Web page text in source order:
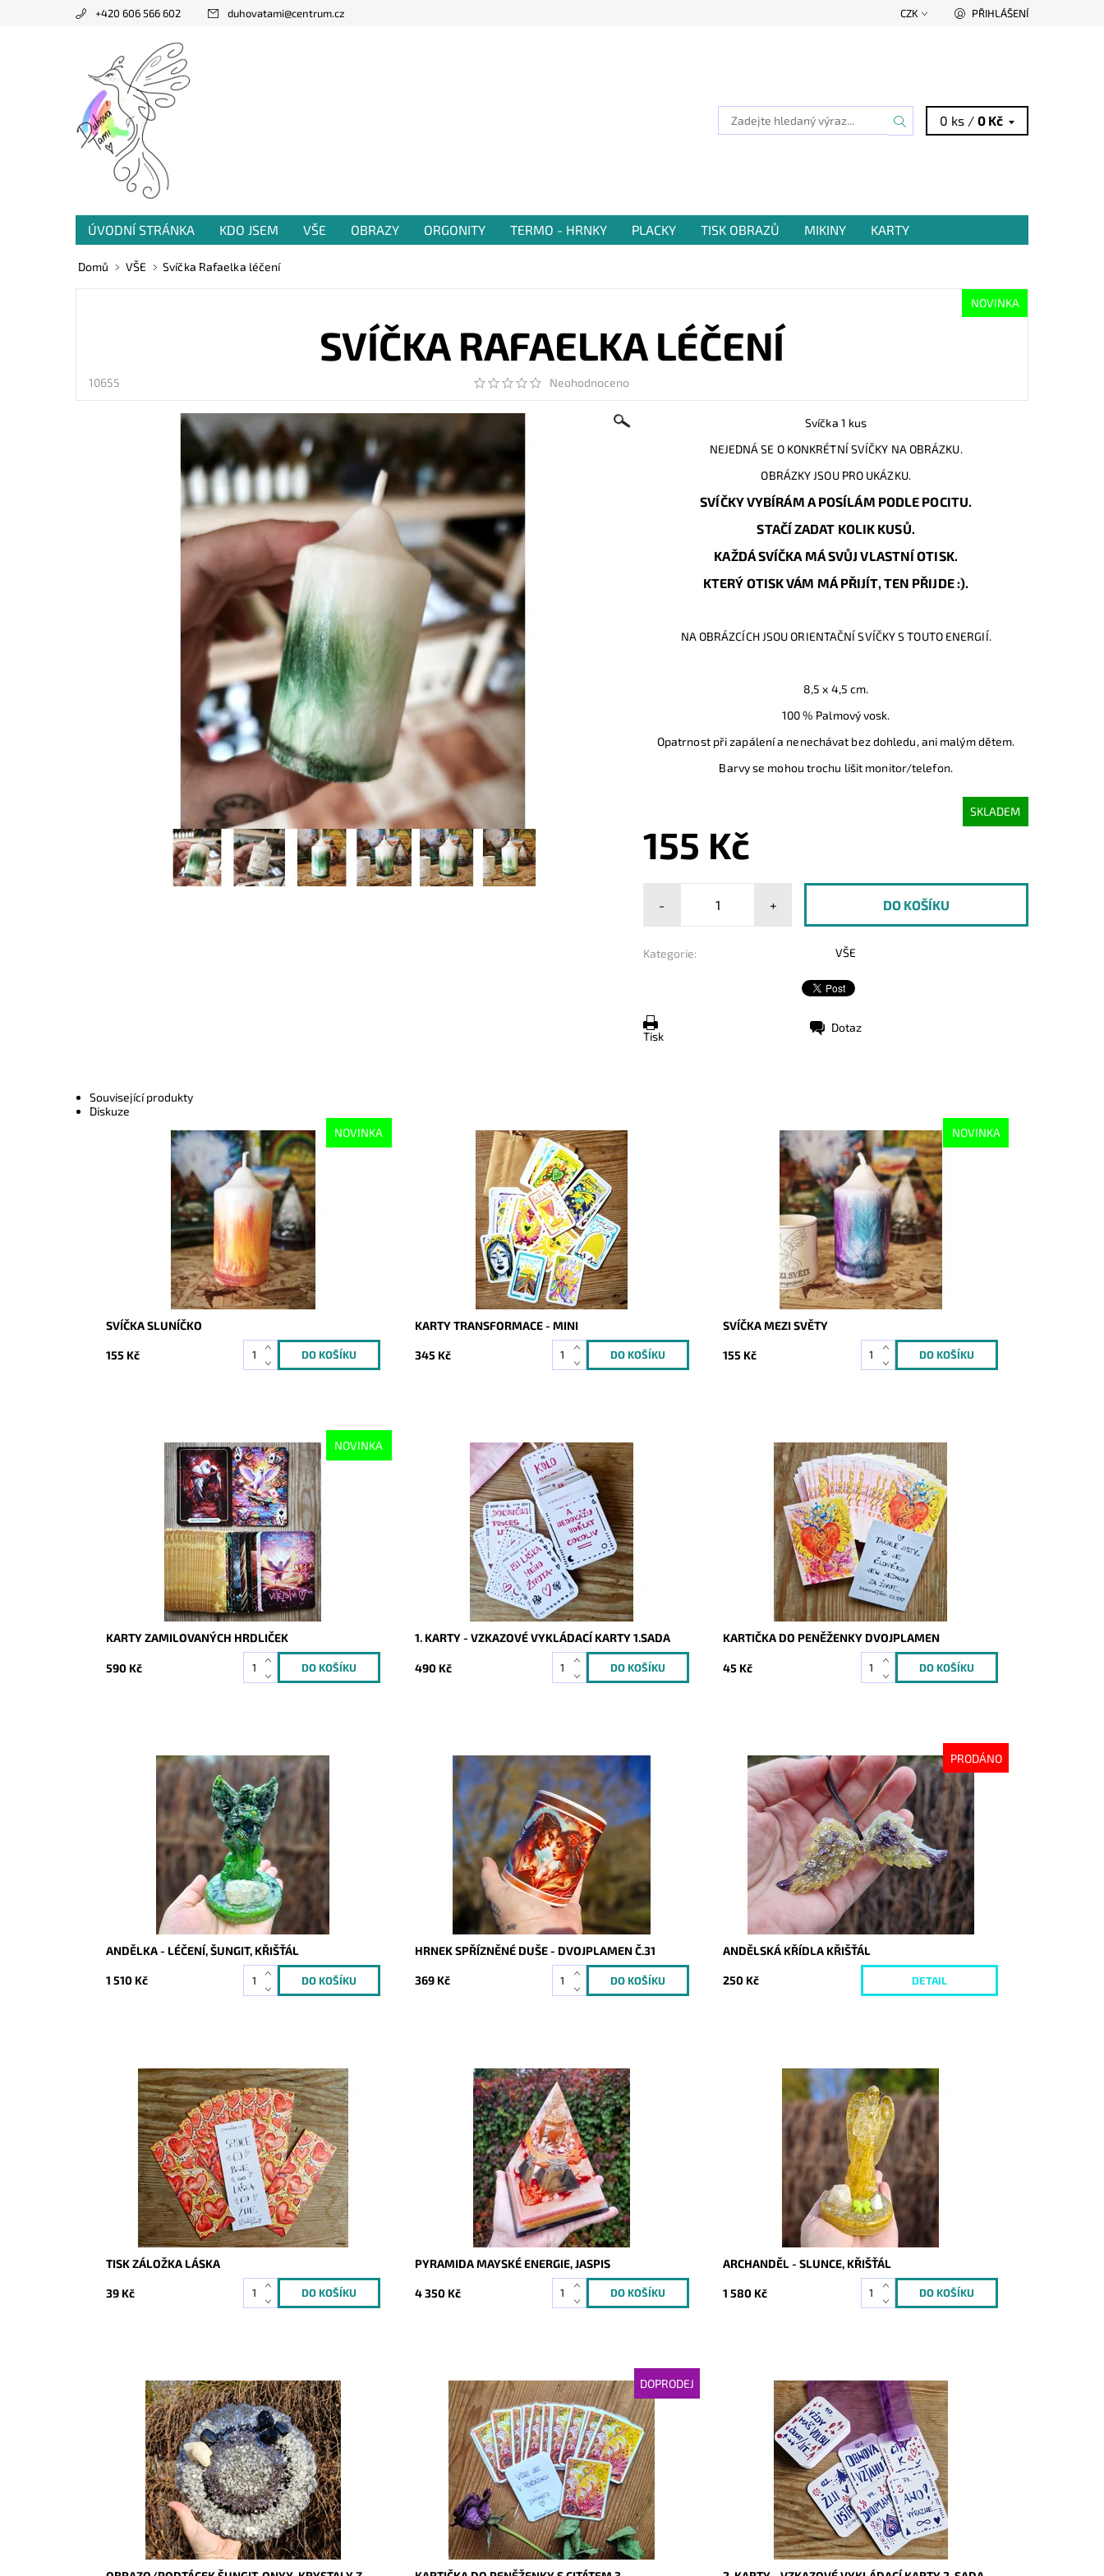
+420 606 566 602 duhovatami@centrum.cz CZK PŘIHLÁŠENÍ
0 ks /0 Kč
ÚVODNÍ STRÁNKA KDO JSEM VŠE OBRAZY ORGONITY TERMO - HRNKY PLACKY TISK OBRAZŮ MIKINY
KARTY
PRODANÁ TVORBA
VZKAZY OD VÁS
Domů VŠE Svíčka Rafaelka léčení
NOVINKA
SVÍČKA RAFAELKA LÉČENÍ
10655 Neohodnoceno
Svíčka 1 kus
NEJEDNÁ SE O KONKRÉTNÍ SVÍČKY NA OBRÁZKU.
OBRÁZKY JSOU PRO UKÁZKU.
SVÍČKY VYBÍRÁM A POSÍLÁM PODLE POCITU.
STAČÍ ZADAT KOLIK KUSŮ.
KAŽDÁ SVÍČKA MÁ SVŮJ VLASTNÍ OTISK.
KTERÝ OTISK VÁM MÁ PŘIJÍT, TEN PŘIJDE :).
NA OBRÁZCÍCH JSOU ORIENTAČNÍ SVÍČKY S TOUTO ENERGIÍ.
8,5 x 4,5 cm.
100 % Palmový vosk.
Opatrnost při zapálení a nenechávat bez dohledu, ani malým dětem.
Barvy se mohou trochu lišit monitor/telefon.
SKLADEM
155 Kč
- +
Kategorie: VŠE
Tisk
Dotaz
Související produkty
Diskuze
NOVINKA
Skladem
10666
SVÍČKA SLUNÍČKO
155 Kč
Dostupnost:
Skladem
10619
KARTY TRANSFORMACE - MINI
345 Kč
NOVINKA
Dostupnost:
Skladem
10662
SVÍČKA MEZI SVĚTY
155 Kč
NOVINKA
Skladem
10644
KARTY ZAMILOVANÝCH HRDLIČEK
590 Kč
Dostupnost:
Skladem
9340
1. KARTY - VZKAZOVÉ VYKLÁDACÍ KARTY 1.SADA
490 Kč
Dostupnost:
Skladem
9924
KARTIČKA DO PENĚŽENKY DVOJPLAMEN
45 Kč
Dostupnost:
Skladem
10422
ANDĚLKA - LÉČENÍ, ŠUNGIT, KŘIŠŤÁL
1 510 Kč
Dostupnost:
Skladem
10404
HRNEK SPŘÍZNĚNÉ DUŠE - DVOJPLAMEN Č.31
369 Kč
PRODÁNO
Dostupnost:
Vyprodáno
10450
ANDĚLSKÁ KŘÍDLA KŘIŠŤÁL
250 Kč DETAIL
Dostupnost:
1
9900
TISK ZÁLOŽKA LÁSKA
39 Kč
Dostupnost:
Skladem
9936
PYRAMIDA MAYSKÉ ENERGIE, JASPIS
4 350 Kč
Dostupnost:
Skladem
10424
ARCHANDĚL - SLUNCE, KŘIŠŤÁL
1 580 Kč
Dostupnost:
Skladem
10002
DOPRODEJ
Dostupnost:
Vyprodáno
5187
Dostupnost:
Skladem
9925